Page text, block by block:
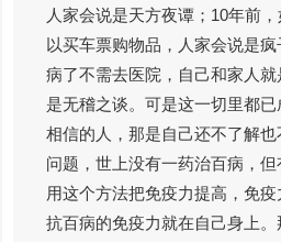
人家会说是天方夜谭；10年前
以买车票购物品，人家会说是
病了不需去医院，自己和家人
是无稽之谈。可是这一切里都
相信的人，那是自己还不了解
问题，世上没有一药治百病，但
用这个方法把免疫力提高，免
抗百病的免疫力就在自己身上